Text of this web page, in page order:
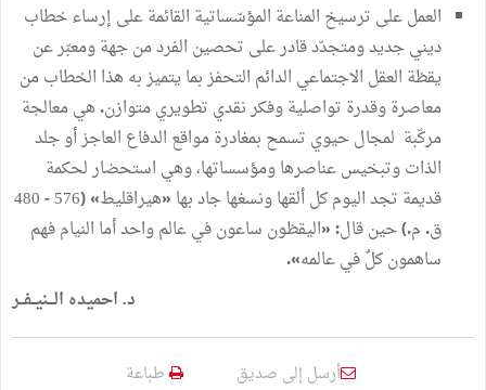
العملعلى ترسيخ المناعة المؤسّساتية القائمةعلى إرساءخطاب
دينيجديدومتجدّدقادرعلى تحصين الفردمنجهةومعبّرعن
يقظة العقل الاجتماعي الدائم التحفزبما يتميزبه هذا الخطابمن
معاصرةوقدرة تواصليةوفكرنقدي تطويريمتوازن. هيمعالجة
مركّبة لمجالحيوي تسمح بمغادرةمواقع الدفاع العاجزأوجلد
الذاتوتبخيسعناصرهاومؤسساتها،وهي استحضارلحكمة
قديمة تجداليومكلألقهاونسغهاجادبها «هيراقليط»
(
576
-
480
ق. م.) حينقال:
«اليقظون ساعونفيعالمواحدأما النيامفهم
ساهمونكلٌفيعالمه»
.
د.احميده الـــنيــفــر
أرسل إلى صديق طباعة